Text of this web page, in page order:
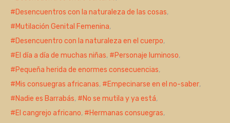
Desencuentros con la naturaleza de las cosas,
Mutilación Genital Femenina,
Desencuentro con la naturaleza en el cuerpo,
El día a día de muchas niñas, Personaje luminoso,
Pequeña herida de enormes consecuencias,
Mis consuegras africanas, Empecinarse en el no-saber,
Nadie es Barrabás, No se mutila y ya está,
El cangrejo africano, Hermanas consuegras,